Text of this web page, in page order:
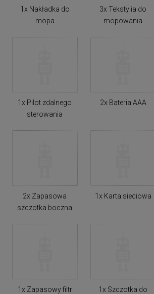
1x Nakładka do
mopa
3x Tekstylia do
mopowania
1x Pilot zdalnego
sterowania
2x Bateria AAA
2x Zapasowa
szczotka boczna
1x Karta sieciowa
1x Zapasowy filtr
1x Szczotka do